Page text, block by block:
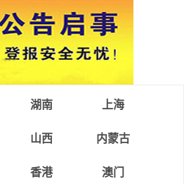
湖南 上海
山西 内蒙古
香港 澳门